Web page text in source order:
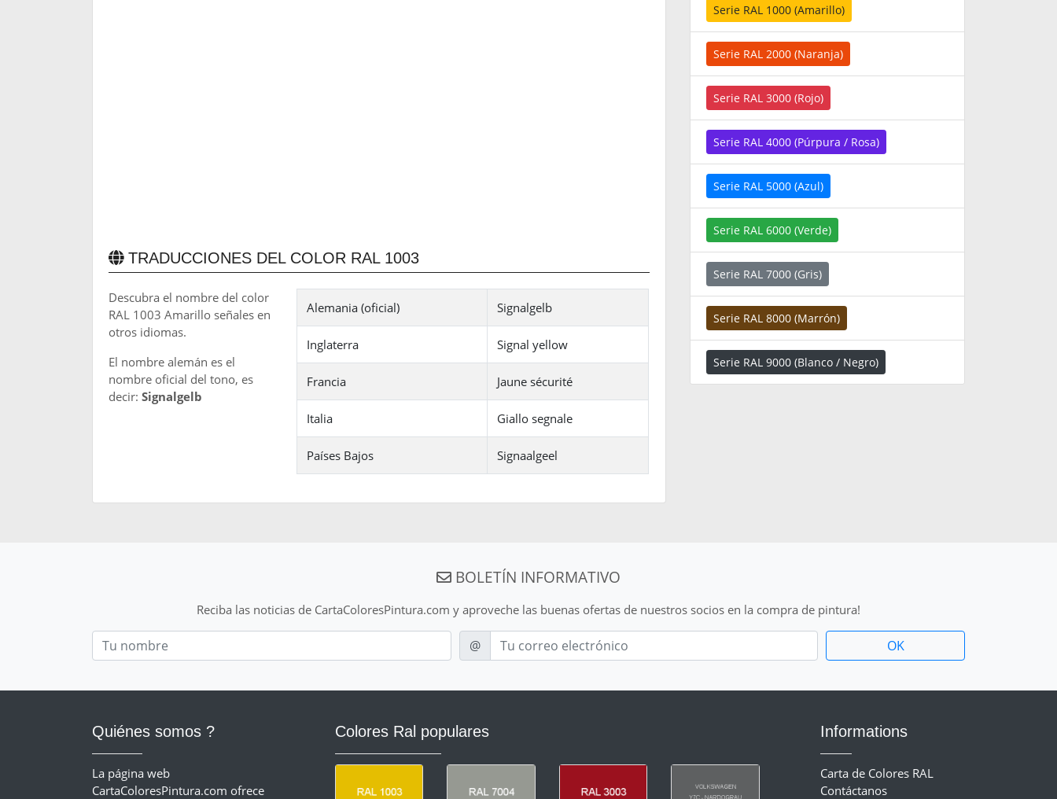
TRADUCCIONES DEL COLOR RAL 1003
Descubra el nombre del color
RAL 1003 Amarillo señales en
otros idiomas.
El nombre alemán es el
nombre oficial del tono, es
decir: Signalgelb
Alemania (oficial) Signalgelb
Inglaterra Signal yellow
Francia Jaune sécurité
Italia Giallo segnale
Países Bajos Signaalgeel
Serie RAL 1000 (Amarillo)
Serie RAL 2000 (Naranja)
Serie RAL 3000 (Rojo)
Serie RAL 4000 (Púrpura / Rosa)
Serie RAL 5000 (Azul)
Serie RAL 6000 (Verde)
Serie RAL 7000 (Gris)
Serie RAL 8000 (Marrón)
Serie RAL 9000 (Blanco / Negro)
BOLETÍN INFORMATIVO
Reciba las noticias de CartaColoresPintura.com y aproveche las buenas ofertas de nuestros socios en la compra de pintura!
Nom
E-mail
@
Quiénes somos ?
La página web
CartaColoresPintura.com ofrece
Colores Ral populares Informations
Carta de Colores RAL
Contáctanos